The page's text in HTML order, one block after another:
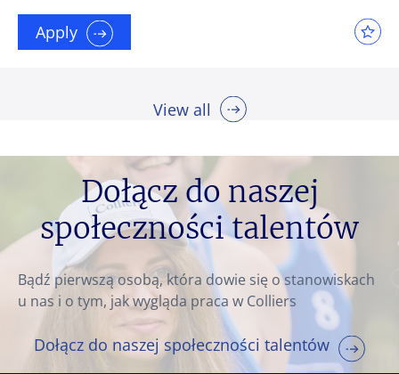
Apply
View all
Dołącz do naszej
społeczności talentów
Bądź pierwszą osobą, która dowie się o stanowiskach
u nas i o tym, jak wygląda praca w Colliers
Dołącz do naszej społeczności talentów